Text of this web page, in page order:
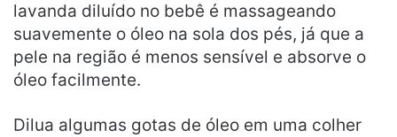
lavanda diluído no bebê é massageando
suavemente o óleo na sola dos pés, já que a
pele na região é menos sensível e absorve o
óleo facilmente.
Dilua algumas gotas de óleo em uma colher